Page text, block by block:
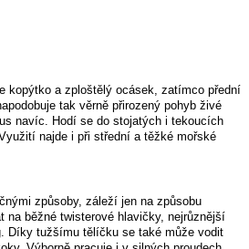
kopýtko a zploštělý ocásek, zatímco přední
tak věrně přirozený pohyb živé
navíc. Hodí se do stojatých i tekoucích
najde i při střední a těžké mořské
způsoby, záleží jen na způsobu
na běžné twisterové hlavičky, nejrůznější
Díky tužšímu tělíčku se také může vodit